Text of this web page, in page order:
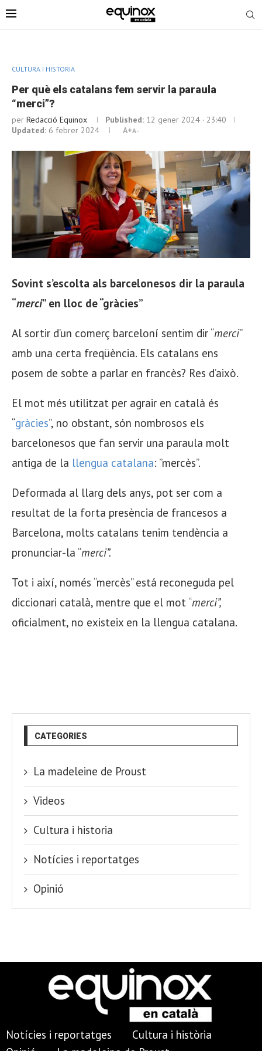
CULTURA I HISTORIA
Per què els catalans fem servir la paraula
“merci”?
per Redacció Equinox Published: 12 gener 2024 · 23:40
Updated: 6 febrer 2024 A+A-
Sovint s’escolta als barcelonesos dir la paraula
“merci” en lloc de “gràcies”
Al sortir d’un comerç barceloní sentim dir “merci”
amb una certa freqüència. Els catalans ens
posem de sobte a parlar en francès? Res d’això.
El mot més utilitzat per agrair en català és
“gràcies”, no obstant, són nombrosos els
barcelonesos que fan servir una paraula molt
antiga de la llengua catalana: ”mercès”.
Deformada al llarg dels anys, pot ser com a
resultat de la forta presència de francesos a
Barcelona, molts catalans tenim tendència a
pronunciar-la “merci”.
Tot i així, només “mercès” está reconeguda pel
diccionari català, mentre que el mot “merci”,
oficialment, no existeix en la llengua catalana.
CATEGORIES
La madeleine de Proust
Videos
Cultura i historia
Notícies i reportatges
Opinió
Notícies i reportatges
Cultura i història